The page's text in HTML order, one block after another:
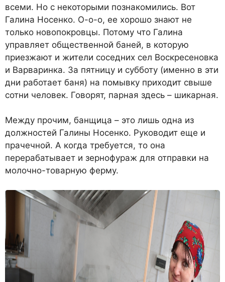
всеми. Но с некоторыми познакомились. Вот
Галина Носенко. О-о-о, ее хорошо знают не
только новопокровцы. Потому что Галина
управляет общественной баней, в которую
приезжают и жители соседних сел Воскресеновка
и Варваринка. За пятницу и субботу (именно в эти
дни работает баня) на помывку приходит свыше
сотни человек. Говорят, парная здесь – шикарная.
Между прочим, банщица – это лишь одна из
должностей Галины Носенко. Руководит еще и
прачечной. А когда требуется, то она
перерабатывает и зернофураж для отправки на
молочно-товарную ферму.